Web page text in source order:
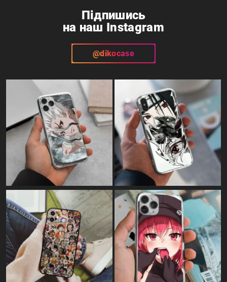
Підпишись
на наш Instagram
@dikocase